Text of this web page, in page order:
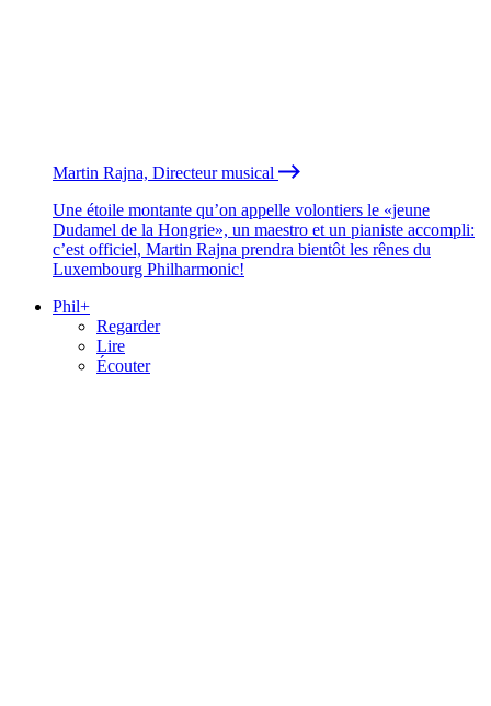
Martin Rajna, Directeur musical
Une étoile montante qu’on appelle volontiers le «jeune
Dudamel de la Hongrie», un maestro et un pianiste accompli:
c’est officiel, Martin Rajna prendra bientôt les rênes du
Luxembourg Philharmonic!
Phil+
Regarder
Lire
Écouter